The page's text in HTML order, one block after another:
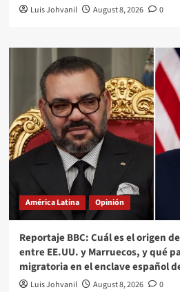
Luis Johvanil August 8, 2026 0
América Latina Opinión
Reportaje BBC: Cuál es el origen
entre EE.UU. y Marruecos, y qué
migratoria en el enclave español
Luis Johvanil August 8, 2026 0